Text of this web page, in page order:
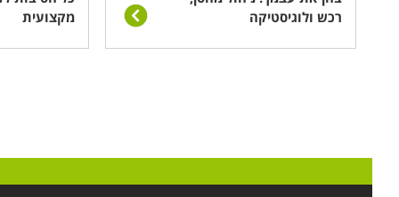
רכש ולוגיסטיקה
מקצועית